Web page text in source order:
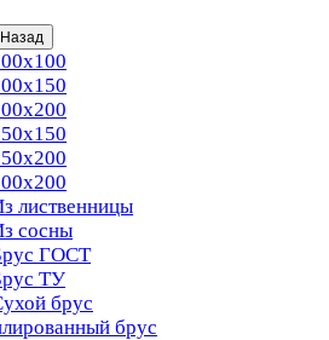
Назад
лиственницы
сосны
ГОСТ
ТУ
брус
брус